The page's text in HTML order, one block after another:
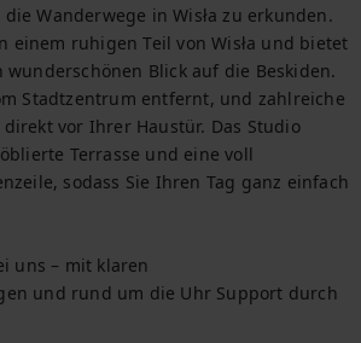
Wanderwege in Wisła zu erkunden.
einem ruhigen Teil von Wisła und bietet
wunderschönen Blick auf die Beskiden.
Stadtzentrum entfernt, und zahlreiche
vor Ihrer Haustür. Das Studio
Terrasse und eine voll
sodass Sie Ihren Tag ganz einfach
uns – mit klaren
und rund um die Uhr Support durch